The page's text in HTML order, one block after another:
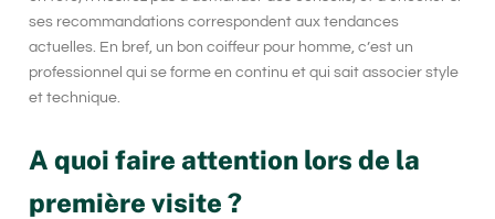
ses recommandations correspondent aux tendances
actuelles. En bref, un bon coiffeur pour homme, c’est un
professionnel qui se forme en continu et qui sait associer style
et technique.
A quoi faire attention lors de la
première visite ?